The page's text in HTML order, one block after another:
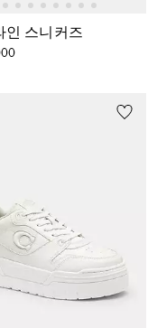
인 스니커즈